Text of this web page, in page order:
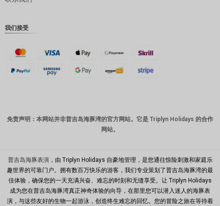
新台币
马来西亚
PHP
港币
新加坡元
我们接受
免责声明：本网站并非普吉岛海豚湾的官方网站。它是 Triplyn Holidays 的合作
网站。
普吉岛海豚表演，由 Triplyn Holidays 自豪地管理，是您通往惊险刺激和家庭乐
趣世界的可靠门户。拥有数百万快乐的游客，我们专业策划了普吉岛海豚湾的最
佳体验，确保您的一天充满兴奋、难忘的时刻和无缝享受。让 Triplyn Holidays
成为您在普吉岛海豚湾真正神奇体验的向导，在那里您可以潜入迷人的海豚表
演，与这些友好的生物一起游泳，创造终生难忘的回忆。您的冒险之旅在等待着